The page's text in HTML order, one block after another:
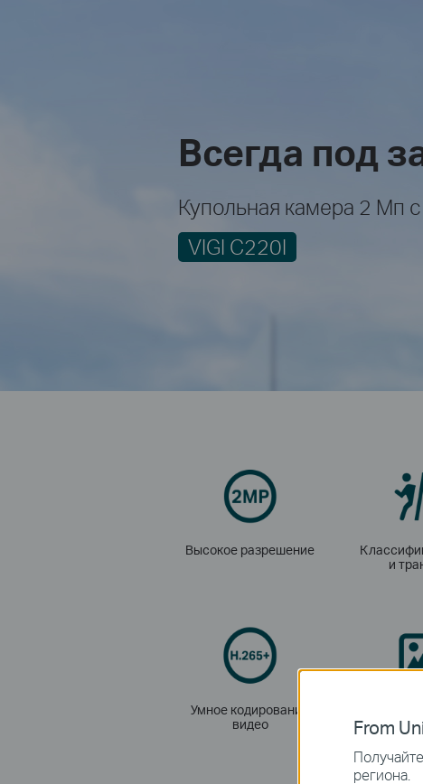
Всегда под
Купольная камера 2 Мп
VIGI C220I
Высокое разрешение
и
Умное кодирование
видео
From
региона.